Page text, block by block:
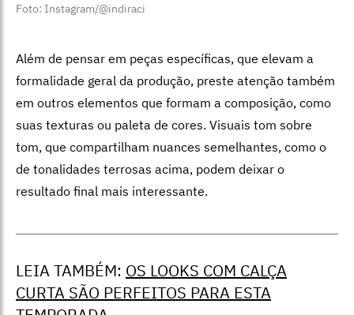
Foto: Instagram/@indiraci
Além de pensar em peças específicas, que elevam a
formalidade geral da produção, preste atenção também
em outros elementos que formam a composição, como
suas texturas ou paleta de cores. Visuais tom sobre
tom, que compartilham nuances semelhantes, como o
de tonalidades terrosas acima, podem deixar o
resultado final mais interessante.
LEIA TAMBÉM: OS LOOKS COM CALÇA
CURTA SÃO PERFEITOS PARA ESTA